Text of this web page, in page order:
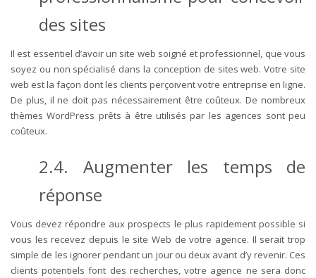
des sites
Il est essentiel d’avoir un site web soigné et professionnel, que vous
soyez ou non spécialisé dans la conception de sites web. Votre site
web est la façon dont les clients perçoivent votre entreprise en ligne.
De plus, il ne doit pas nécessairement être coûteux. De nombreux
thèmes WordPress prêts à être utilisés par les agences sont peu
coûteux.
2.4. Augmenter les temps de
réponse
Vous devez répondre aux prospects le plus rapidement possible si
vous les recevez depuis le site Web de votre agence. Il serait trop
simple de les ignorer pendant un jour ou deux avant d’y revenir. Ces
clients potentiels font des recherches, votre agence ne sera donc